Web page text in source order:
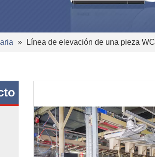
» Línea de elevación de una pieza WC